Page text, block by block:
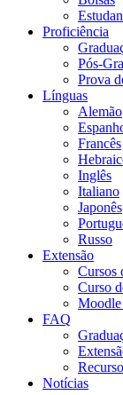
Proficiência
Pós-
Prova
Línguas
Alemão
Francês
Inglês
Italiano
Japonês
Russo
Extensão
Cursos
Curso
FAQ
Notícias